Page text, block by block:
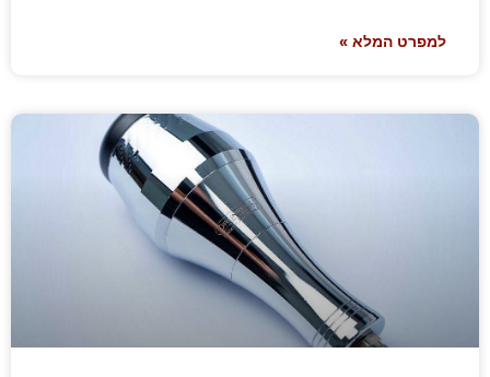
למפרט המלא »